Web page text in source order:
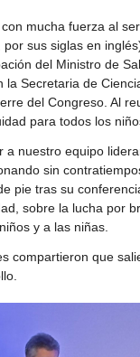
mucha fuerza al
por sus siglas en
del Ministro de
la Secretaria de
del Congreso. Al
para todos los
a nuestro equipo
sin
pie tras su
sobre la lucha por
y a las niñas.
compartieron que